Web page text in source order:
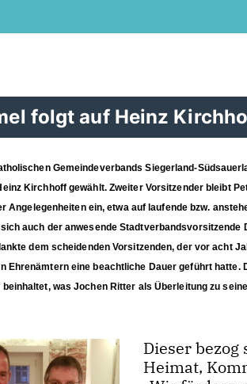
folgt auf Heinz
Gemeindeverbands Siegerland-
Kirchhoff gewählt. Zweiter Vorsitzender bleibt
Angelegenheiten ein, etwa auf laufende bzw.
auch der anwesende Stadtverbandsvorsitzende
dem scheidenden Vorsitzenden, der vor acht
Ehrenämtern eine beachtliche Dauer geführt
was Jochen Ritter als Überleitung zu
Dieser bezog
Heimat,